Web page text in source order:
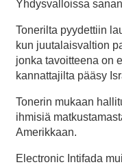
Yhdysvalloissa
Tonerilta pyydettiin
kun juutalaisvaltion
jonka tavoitteena on
kannattajilta pääsy
Tonerin mukaan
ihmisiä
Amerikkaan.
Electronic Intifada